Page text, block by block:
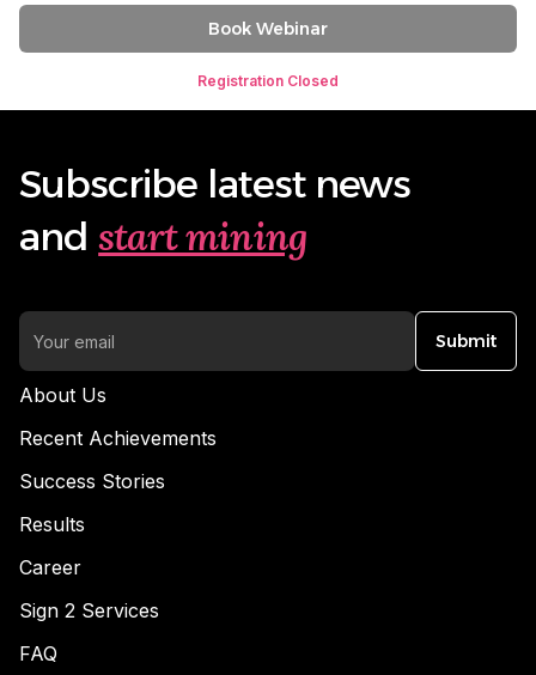
Book Webinar
Registration Closed
Subscribe latest news
and start mining
Submit
About Us
Recent Achievements
Success Stories
Results
Career
Sign 2 Services
FAQ